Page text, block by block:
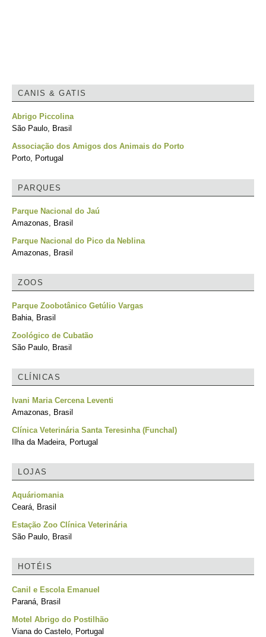
CANIS & GATIS
Abrigo Piccolina
São Paulo, Brasil
Associação dos Amigos dos Animais do Porto
Porto, Portugal
PARQUES
Parque Nacional do Jaú
Amazonas, Brasil
Parque Nacional do Pico da Neblina
Amazonas, Brasil
ZOOS
Parque Zoobotânico Getúlio Vargas
Bahia, Brasil
Zoológico de Cubatão
São Paulo, Brasil
CLÍNICAS
Ivani Maria Cercena Leventi
Amazonas, Brasil
Clínica Veterinária Santa Teresinha (Funchal)
Ilha da Madeira, Portugal
LOJAS
Aquáriomania
Ceará, Brasil
Estação Zoo Clínica Veterinária
São Paulo, Brasil
HOTÉIS
Canil e Escola Emanuel
Paraná, Brasil
Motel Abrigo do Postilhão
Viana do Castelo, Portugal